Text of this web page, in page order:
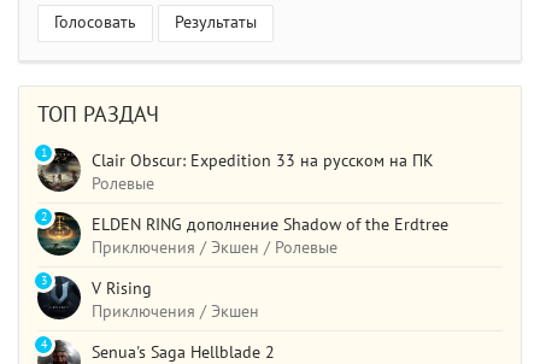
Голосовать Результаты
ТОП РАЗДАЧ
Clair Obscur: Expedition 33 на русском на ПК
Ролевые
1
ELDEN RING дополнение Shadow of the Erdtree
Приключения / Экшен / Ролевые
2
V Rising
Приключения / Экшен
3
Senua's Saga Hellblade 2
4